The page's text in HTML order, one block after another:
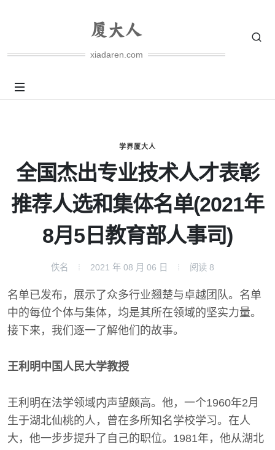
xiadaren.com
学界厦大人
全国杰出专业技术人才表彰
推荐人选和集体名单(2021年
8月5日教育部人事司)
佚名 2021 年 08 月 06 日 阅读 8
名单已发布，展示了众多行业翘楚与卓越团队。名单
中的每位个体与集体，均是其所在领域的坚实力量。
接下来，我们逐一了解他们的故事。
王利明中国人民大学教授
王利明在法学领域内声望颇高。他，一个1960年2月
生于湖北仙桃的人，曾在多所知名学校学习。在人
大，他一步步提升了自己的职位。1981年，他从湖北